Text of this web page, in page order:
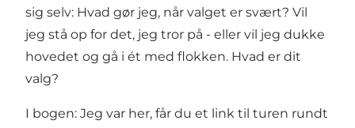
sig selv: Hvad gør jeg, når valget er svært? Vil
jeg stå op for det, jeg tror på - eller vil jeg dukke
hovedet og gå i ét med flokken. Hvad er dit
valg?
I bogen: Jeg var her, får du et link til turen rundt